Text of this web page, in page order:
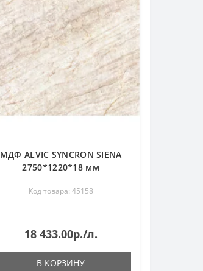
МДФ ALVIC SYNCRON SIENA
2750*1220*18 мм
Код товара: 45158
18 433.00р./л.
В КОРЗИНУ